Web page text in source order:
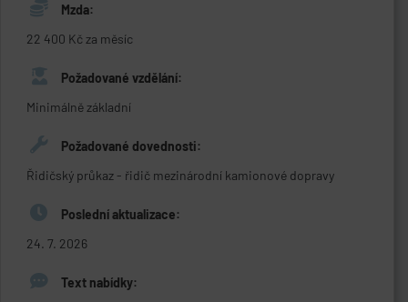
Mzda:
22 400 Kč za měsíc
Požadované vzdělání:
Minimálně základní
Požadované dovednosti:
Řidičský průkaz - řidič mezinárodní kamionové dopravy
Poslední aktualizace:
24. 7. 2026
Text nabídky: